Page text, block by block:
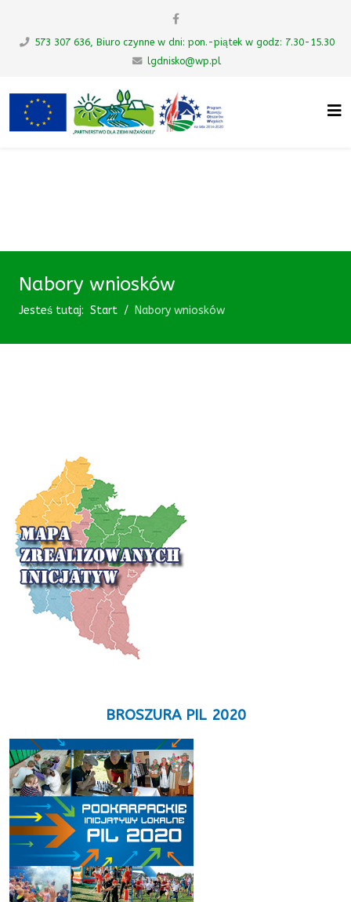
573 307 636, Biuro czynne w dni: pon.-piątek w godz: 7.30-15.30
lgdnisko@wp.pl
Nabory wniosków
Jesteś tutaj: Start Nabory wniosków
BROSZURA PIL 2020